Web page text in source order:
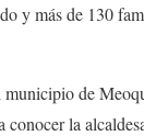
y más de 130
de
conocer la